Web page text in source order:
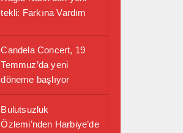
tekli: Farkına Vardım
Candela Concert, 19
Temmuz’da yeni
döneme başlıyor
Bulutsuzluk
Özlemi’nden Harbiye’de